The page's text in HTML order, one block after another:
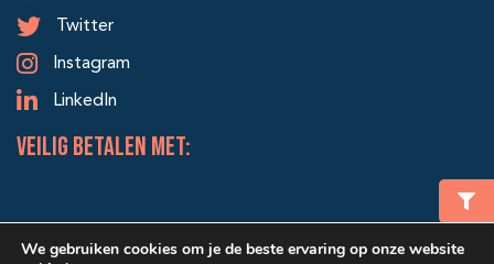
Twitter
Instagram
LinkedIn
veilig betalen met:
We gebruiken cookies om je de beste ervaring op onze website